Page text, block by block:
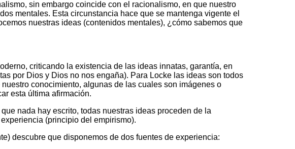
sin embargo coincide con el racionalismo, en que nuestro
mentales. Esta circunstancia hace que se mantenga vigente el
nuestras ideas (contenidos mentales), ¿cómo sabemos que
criticando la existencia de las ideas innatas, garantía, en
por Dios y Dios no nos engaña). Para Locke las ideas son todos
conocimiento, algunas de las cuales son imágenes o
esta última afirmación.
nada hay escrito, todas nuestras ideas proceden de la
(principio del empirismo).
descubre que disponemos de dos fuentes de experiencia: